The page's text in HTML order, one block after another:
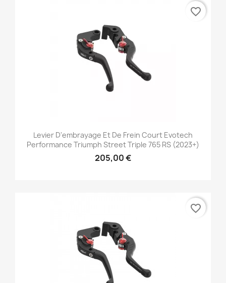
Levier D'embrayage Et De Frein Court Evotech
Performance Triumph Street Triple 765 RS (2023+)
205,00 €
favorite_border
favorite_border